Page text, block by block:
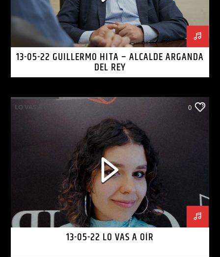
13-05-22 GUILLERMO HITA – ALCALDE ARGANDA
DEL REY
LO VAS A OIR 0
13-05-22 LO VAS A OÍR